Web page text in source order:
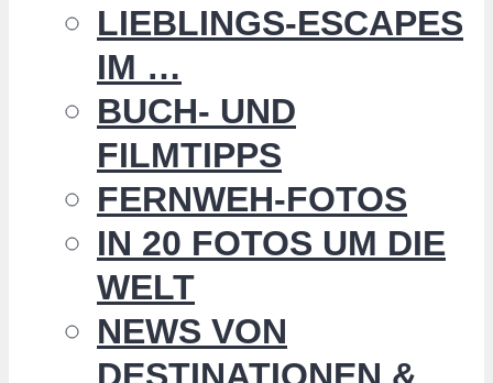
LIEBLINGS-ESCAPES
IM …
BUCH- UND
FILMTIPPS
FERNWEH-FOTOS
IN 20 FOTOS UM DIE
WELT
NEWS VON
DESTINATIONEN &